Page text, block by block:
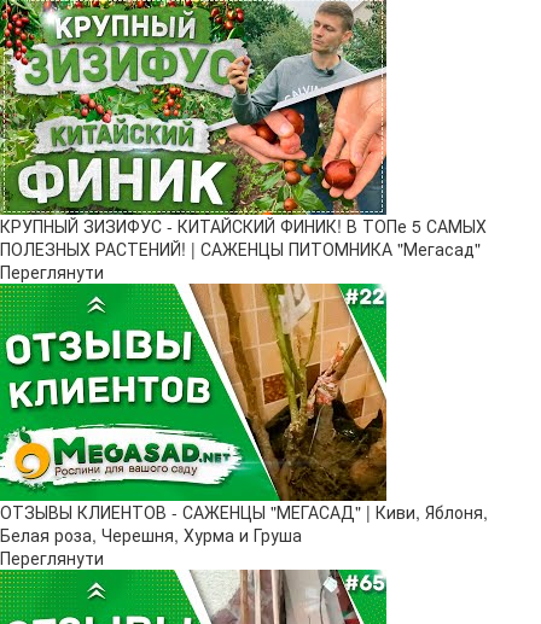
КРУПНЫЙ ЗИЗИФУС - КИТАЙСКИЙ ФИНИК! В ТОПе 5 САМЫХ
ПОЛЕЗНЫХ РАСТЕНИЙ! | САЖЕНЦЫ ПИТОМНИКА "Мегасад"
Переглянути
ОТЗЫВЫ КЛИЕНТОВ - САЖЕНЦЫ "МЕГАСАД" | Киви, Яблоня,
Белая роза, Черешня, Хурма и Груша
Переглянути